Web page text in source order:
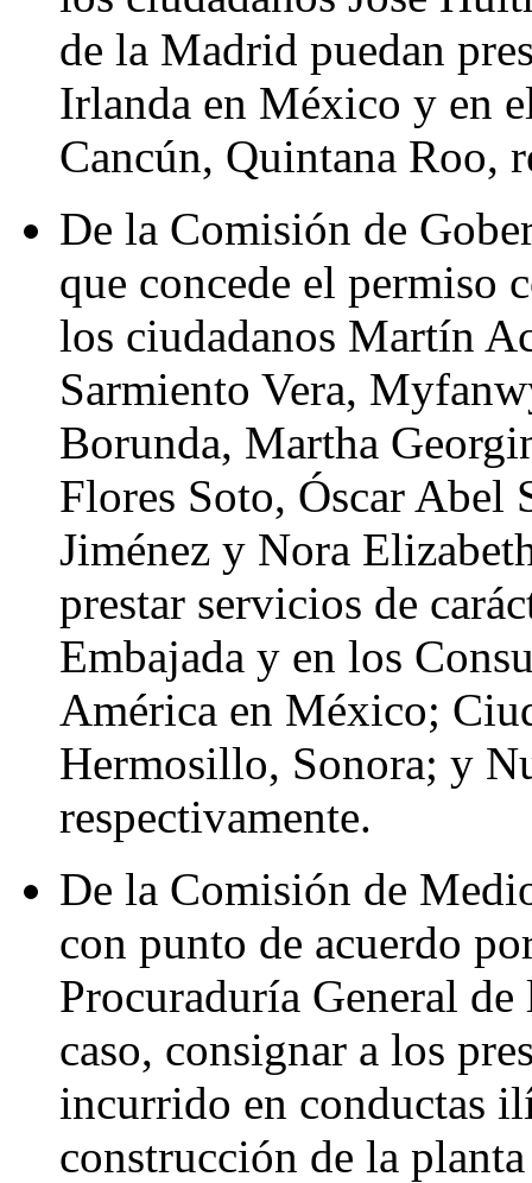
de la Madrid puedan
Irlanda en México y en
Cancún, Quintana Roo,
De la Comisión de
que concede el permiso
los ciudadanos Martín
Sarmiento Vera,
Borunda, Martha
Flores Soto, Óscar Abel
Jiménez y Nora
prestar servicios de
Embajada y en los
América en México;
Hermosillo, Sonora; y
respectivamente.
De la Comisión de
con punto de acuerdo
Procuraduría General
caso, consignar a los
incurrido en conductas
construcción de la